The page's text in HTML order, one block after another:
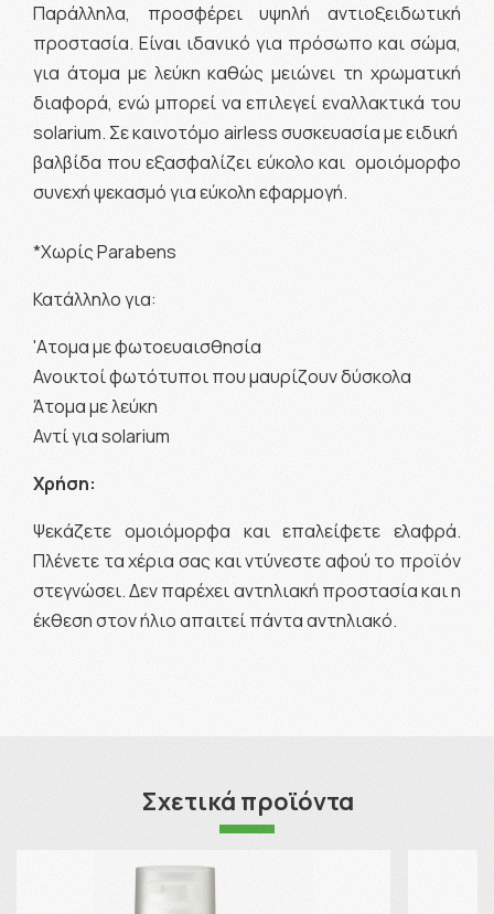
Παράλληλα, προσφέρει υψηλή αντιοξειδωτική
προστασία. Είναι ιδανικό για πρόσωπο και σώμα,
για άτομα με λεύκη καθώς μειώνει τη χρωματική
διαφορά, ενώ μπορεί να επιλεγεί εναλλακτικά του
solarium. Σε καινοτόμο airless συσκευασία με ειδική
βαλβίδα που εξασφαλίζει εύκολο και ομοιόμορφο
συνεχή ψεκασμό για εύκολη εφαρμογή.
*Χωρίς Parabens
Κατάλληλο για:
'Ατομα με φωτοευαισθησία
Ανοικτοί φωτότυποι που μαυρίζουν δύσκολα
Άτομα με λεύκη
Αντί για solarium
Χρήση:
Ψεκάζετε ομοιόμορφα και επαλείφετε ελαφρά.
Πλένετε τα χέρια σας και ντύνεστε αφού το προϊόν
στεγνώσει. Δεν παρέχει αντηλιακή προστασία και η
έκθεση στον ήλιο απαιτεί πάντα αντηλιακό.
Σχετικά προϊόντα